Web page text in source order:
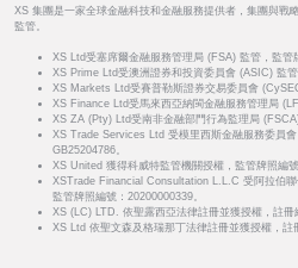
XS 集團是一家全球金融科技和金融服務提供者，集團與戰
監管。
XS Ltd受塞席爾金融服務管理局 (FSA) 監管，監管
XS Prime Ltd受澳洲證券和投資委員會 (ASIC) 監
XS Markets Ltd受賽普勒斯證券交易委員會
XS Finance Ltd受馬來西亞納閩金融服務管理局
XS ZA (Pty) Ltd受南非金融部門行為監理局
XS Trade Services Ltd 受模里西斯金融服務委員會
GB25204786。
XS United 獲得科威特監管機關授權，監管牌照編號
XSTrade Financial Consultation L.L.C 受阿拉伯聯
監管牌照編號：20200000339。
XS (LC) LTD. 依聖露西亞法律註冊並獲授權，註冊
XS Ltd 依聖文森及格瑞那丁法律註冊並獲授權，註